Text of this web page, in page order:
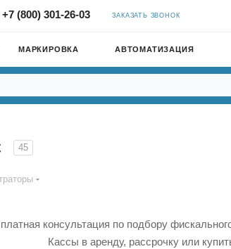
+7 (800) 301-26-03 ЗАКАЗАТЬ ЗВОНОК
МАРКИРОВКА АВТОМАТИЗАЦИЯ
45
консультация по подбору
Кассы в аренду, рассрочку или